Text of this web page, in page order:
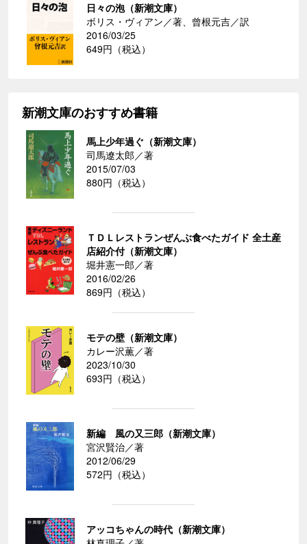
日々の泡（新潮文庫）
ボリス・ヴィアン／著、曾根元吉／訳
2016/03/25
649円（税込）
新潮文庫のおすすめ書籍
馬上少年過ぐ（新潮文庫）
司馬遼太郎／著
2015/07/03
880円（税込）
ＴＤＬレストランぜんぶ食べたガイド 全土産
店紹介付（新潮文庫）
堀井憲一郎／著
2016/02/26
869円（税込）
モテの壁（新潮文庫）
カレー沢薫／著
2023/10/30
693円（税込）
新編 風の又三郎（新潮文庫）
宮沢賢治／著
2012/06/29
572円（税込）
アッコちゃんの時代（新潮文庫）